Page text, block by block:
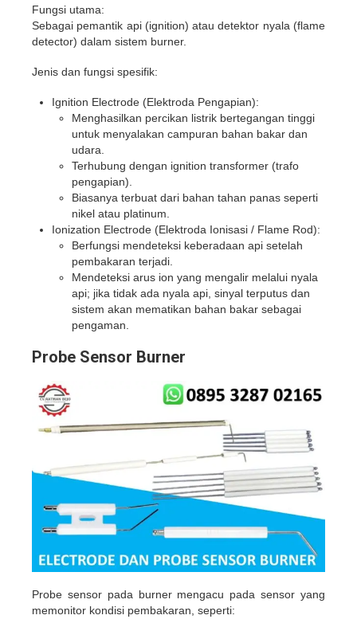
Fungsi utama:
Sebagai pemantik api (ignition) atau detektor nyala (flame
detector) dalam sistem burner.
Jenis dan fungsi spesifik:
Ignition Electrode (Elektroda Pengapian):
Menghasilkan percikan listrik bertegangan tinggi
untuk menyalakan campuran bahan bakar dan
udara.
Terhubung dengan ignition transformer (trafo
pengapian).
Biasanya terbuat dari bahan tahan panas seperti
nikel atau platinum.
Ionization Electrode (Elektroda Ionisasi / Flame Rod):
Berfungsi mendeteksi keberadaan api setelah
pembakaran terjadi.
Mendeteksi arus ion yang mengalir melalui nyala
api; jika tidak ada nyala api, sinyal terputus dan
sistem akan mematikan bahan bakar sebagai
pengaman.
Probe Sensor Burner
Probe sensor pada burner mengacu pada sensor yang
memonitor kondisi pembakaran, seperti: